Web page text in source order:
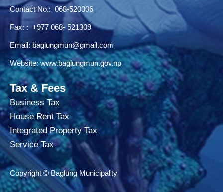
Contact No.: 068-520306
Fax: : +977 068- 521309
Email: baglungmun@gmail.com
Website:www.baglungmun.gov.np
Tax & Fees
Business Tax
House Rent Tax
Integrated Property Tax
Service Tax
Copyright © Baglung Municipality